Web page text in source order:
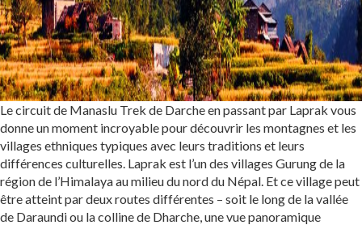
Le circuit de Manaslu Trek de Darche en passant par Laprak vous
donne un moment incroyable pour découvrir les montagnes et les
villages ethniques typiques avec leurs traditions et leurs
différences culturelles. Laprak est l’un des villages Gurung de la
région de l’Himalaya au milieu du nord du Népal. Et ce village peut
être atteint par deux routes différentes – soit le long de la vallée
de Daraundi ou la colline de Dharche, une vue panoramique